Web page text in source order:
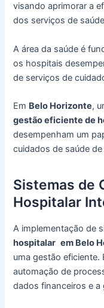
visando aprimorar a
dos serviços de
A área da saúde é
os hospitais
de serviços de
Em Belo Horizonte,
gestão eficiente de
desempenham um
cuidados de saúde de
Sistemas de
Hospitalar
A implementação de
hospitalar em Belo
uma gestão eficiente.
automação de
dados financeiros e a